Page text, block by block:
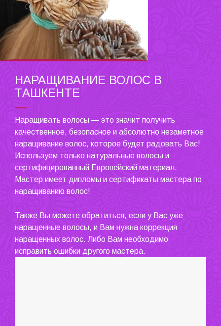
НАРАЩИВАНИЕ ВОЛОС В
ТАШКЕНТЕ
Наращивать волосы — это значит получить
качественное, безопасное и абсолютно незаметное
наращивание волос, которое будет радовать Вас!
Используем только натуральные волосы и
сертифицированный Европейский материал.
Мастер имеет дипломы и сертификаты мастера по
наращиванию волос!
Также Вы можете обратиться, если у Вас уже
наращенные волосы, и Вам нужна коррекция
наращенных волос. Либо Вам необходимо
исправить ошибки другого мастера.